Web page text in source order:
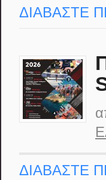
ΔΙΑΒΑΣΤΕ
ΔΙΑΒΑΣΤΕ